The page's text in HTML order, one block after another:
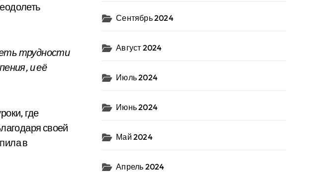
трудности
и её
где
своей
в
Сентябрь 2024
Август 2024
Июль 2024
Июнь 2024
Май 2024
Апрель 2024